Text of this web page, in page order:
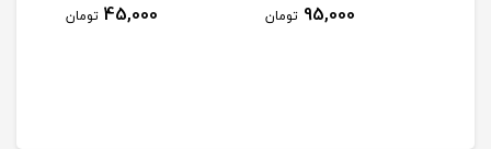
95,000 تومان 45,000 تومان